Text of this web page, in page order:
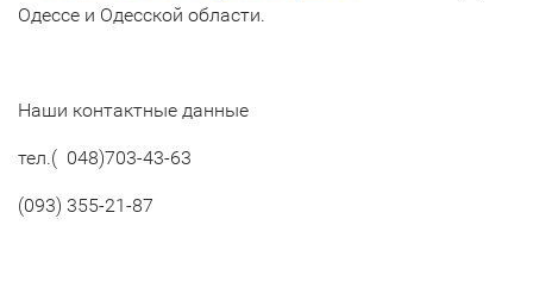
Одессе и Одесской области.
Наши контактные данные
тел.( 048)703-43-63
(093) 355-21-87